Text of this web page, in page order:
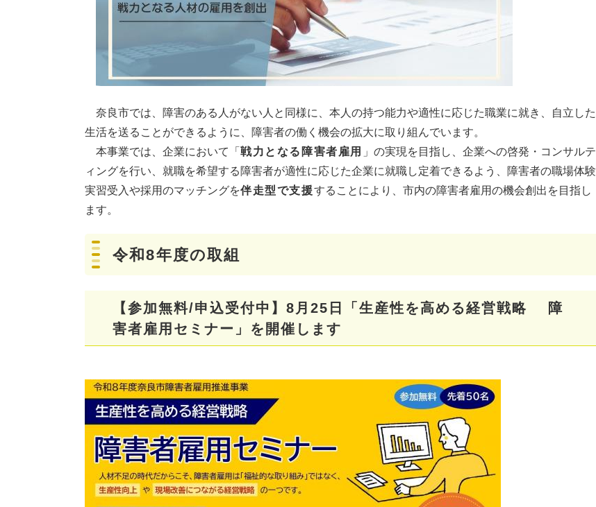
奈良市では、障害のある人がない人と同様に、本人の持つ能力や適性に応じた職業に就き、自立した
生活を送ることができるように、障害者の働く機会の拡大に取り組んでいます。
本事業では、企業において「 戦力となる障害者雇用
」の実現を目指し、企業への啓発・コンサルテ
ィングを行い、就職を希望する障害者が適性に応じた企業に就職し定着できるよう、障害者の職場体験
実習受入や採用のマッチングを伴走型で支援することにより、市内の障害者雇用の機会創出を目指し
ます。
令和8年度の取組
【参加無料/申込受付中】8月25日「生産性を高める経営戦略 障
害者雇用セミナー」を開催します